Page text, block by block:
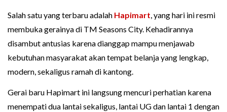
Salah satu yang terbaru adalah Hapimart, yang hari ini resmi
membuka gerainya di TM Seasons City. Kehadirannya
disambut antusias karena dianggap mampu menjawab
kebutuhan masyarakat akan tempat belanja yang lengkap,
modern, sekaligus ramah di kantong.
Gerai baru Hapimart ini langsung mencuri perhatian karena
menempati dua lantai sekaligus, lantai UG dan lantai 1 dengan